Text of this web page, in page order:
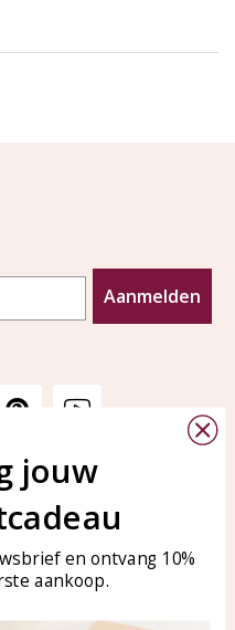
Aanmelden
KAYA Sieraden
Bellen of WhatsApp Ma-Vr
tussen 09:00-17:00
Tel: 0850003187
WhatsApp: 0850003187
jouw
en ontvang 10%
aankoop.